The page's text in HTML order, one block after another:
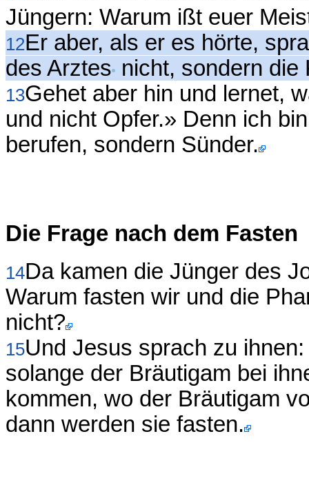
Jüngern: Warum ißt euer
12Er aber, als er es hörte,
des Arztes nicht, sondern die
13Gehet aber hin und lernet,
und nicht Opfer.» Denn ich
berufen, sondern Sünder.
Die Frage nach dem Fasten
14Da kamen die Jünger des
Warum fasten wir und die
nicht?
15Und Jesus sprach zu
solange der Bräutigam bei
kommen, wo der Bräutigam
dann werden sie fasten.